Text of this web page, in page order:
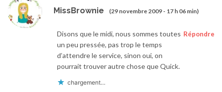
MissBrownie (29 novembre 2009 - 17 h 06 min)
Répondre
Disons que le midi, nous sommes toutes
un peu pressée, pas trop le temps
d’attendre le service, sinon oui, on
pourrait trouver autre chose que Quick.
chargement…